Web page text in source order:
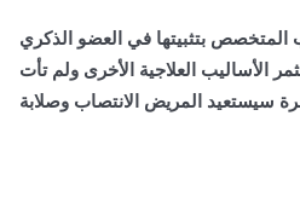
بتثبيتها في العضو الذكري
الأساليب العلاجية الأخرى ولم تأت
سيستعيد المريض الانتصاب وصلابة